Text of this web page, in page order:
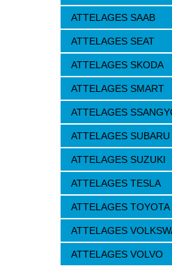
ATTELAGES SAAB
ATTELAGES SEAT
ATTELAGES SKODA
ATTELAGES SMART
ATTELAGES
ATTELAGES SUBARU
ATTELAGES SUZUKI
ATTELAGES TESLA
ATTELAGES TOYOTA
ATTELAGES
ATTELAGES VOLVO